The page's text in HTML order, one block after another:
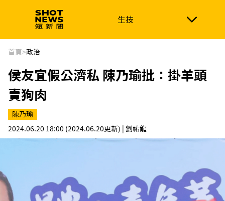
生技
生技 政治
新南向 體育
首頁>政治
侯友宜假公濟私 陳乃瑜批：掛羊頭
賣狗肉
陳乃瑜
2024.06.20 18:00 (2024.06.20更新) | 劉祐龍